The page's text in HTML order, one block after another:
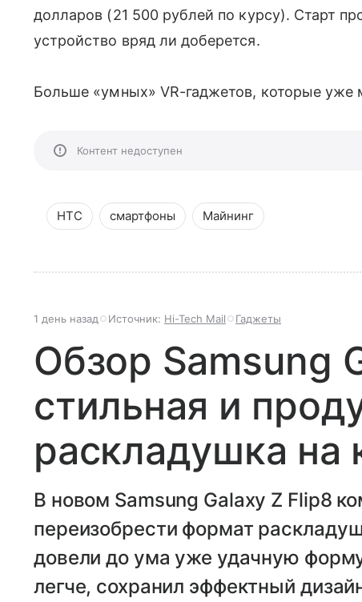
долларов (21 500 рублей по курсу). Старт
устройство вряд ли доберется.
Больше «умных» VR-гаджетов, которые уже
Контент недоступен
HTC смартфоны Майнинг
1 день назад Источник: Hi-Tech Mail Гаджеты
Обзор Samsung
стильная и
раскладушка
В новом Samsung Galaxy Z Flip8
переизобрести формат
довели до ума уже удачную
легче, сохранил эффектный